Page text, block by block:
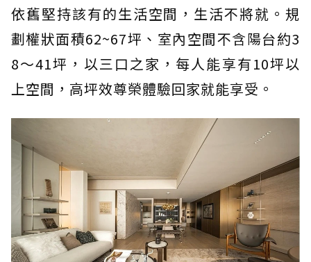
依舊堅持該有的生活空間，生活不將就。規
劃權狀面積62~67坪、室內空間不含陽台約3
8～41坪，以三口之家，每人能享有10坪以
上空間，高坪效尊榮體驗回家就能享受。